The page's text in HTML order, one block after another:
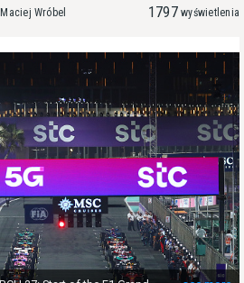
Maciej Wróbel 1797 wyświetlenia